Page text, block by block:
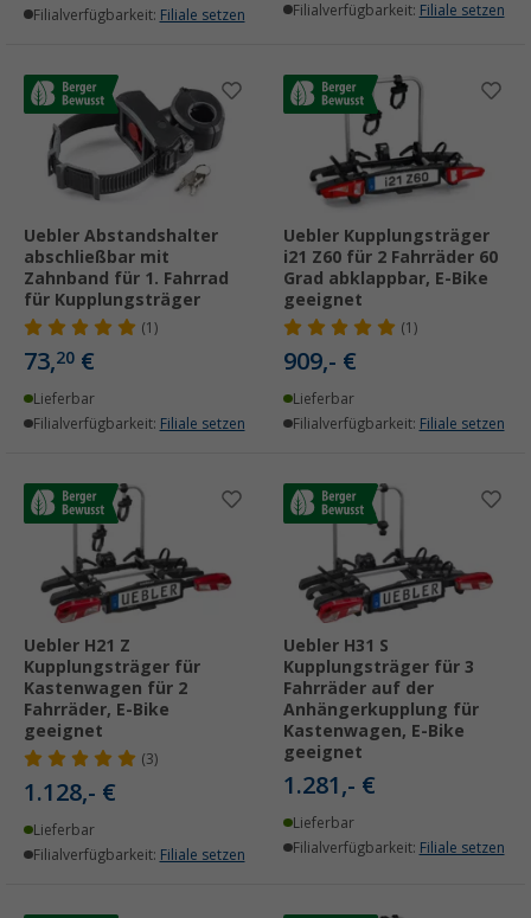
Filialverfügbarkeit: Filiale setzen
Filialverfügbarkeit: Filiale setzen
Uebler Abstandshalter
abschließbar mit
Zahnband für 1. Fahrrad
für Kupplungsträger
(1)
73,20 €
Lieferbar
Filialverfügbarkeit: Filiale setzen
Uebler Kupplungsträger
i21 Z60 für 2 Fahrräder 60
Grad abklappbar, E-Bike
geeignet
(1)
909,- €
Lieferbar
Filialverfügbarkeit: Filiale setzen
Uebler H21 Z
Kupplungsträger für
Kastenwagen für 2
Fahrräder, E-Bike
geeignet
(3)
1.128,- €
Lieferbar
Filialverfügbarkeit: Filiale setzen
Uebler H31 S
Kupplungsträger für 3
Fahrräder auf der
Anhängerkupplung für
Kastenwagen, E-Bike
geeignet
1.281,- €
Lieferbar
Filialverfügbarkeit: Filiale setzen